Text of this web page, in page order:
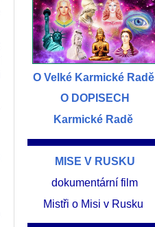
O Velké Karmické Radě
O DOPISECH
Karmické Radě
MISE V RUSKU
dokumentární film
Mistři o Misi v Rusku